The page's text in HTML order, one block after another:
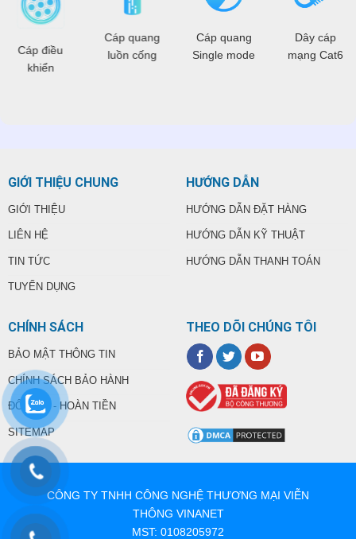
Cáp điều
khiển
Cáp quang
luồn cống
Cáp quang
Single mode
Dây cáp
mạng Cat6
GIỚI THIỆU CHUNG
GIỚI THIỆU
LIÊN HỆ
TIN TỨC
TUYỂN DỤNG
HƯỚNG DẪN
HƯỚNG DẪN ĐẶT HÀNG
HƯỚNG DẪN KỸ THUẬT
HƯỚNG DẪN THANH TOÁN
CHÍNH SÁCH
BẢO MẬT THÔNG TIN
CHÍNH SÁCH BẢO HÀNH
ĐỔI TRẢ - HOÀN TIỀN
SITEMAP
THEO DÕI CHÚNG TÔI
CÔNG TY TNHH CÔNG NGHỆ THƯƠNG MẠI VIỄN
THÔNG VINANET
MST: 0108205972